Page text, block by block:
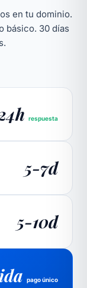
en tu dominio.
básico. 30 días
respuesta
5-7d
5-10d
pago único